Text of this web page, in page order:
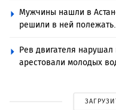
Мужчины нашли в
решили в ней
Рев двигателя
арестовали молодых